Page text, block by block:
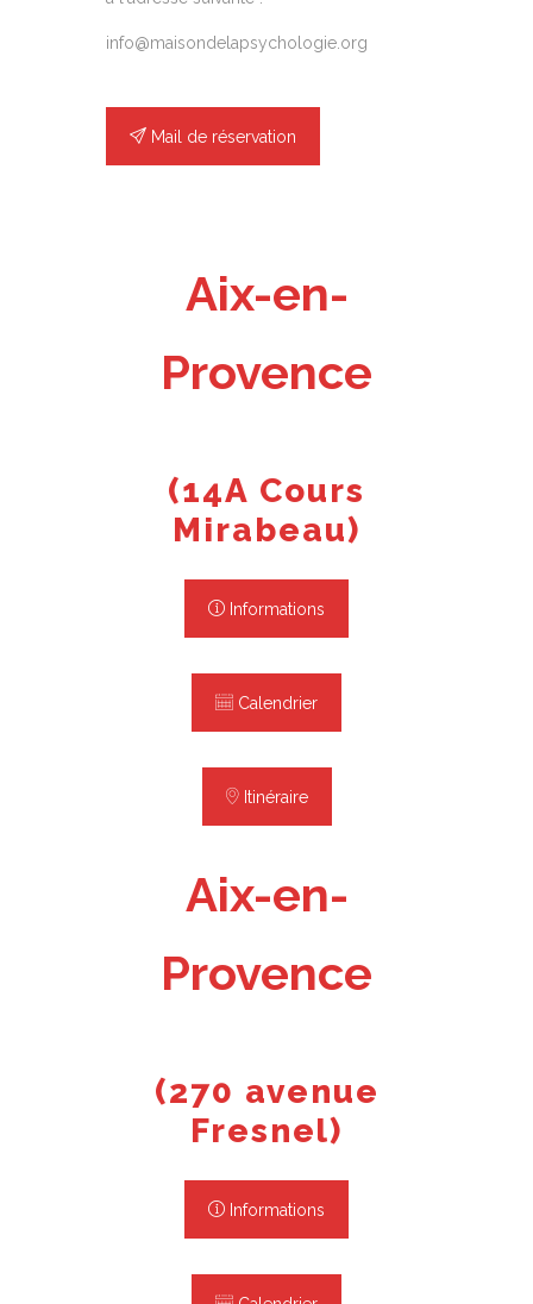
info@maisondelapsychologie.org
Mail de réservation
Aix-en-
Provence
(14A Cours
Mirabeau)
Informations
Calendrier
Itinéraire
Aix-en-
Provence
(270 avenue
Fresnel)
Informations